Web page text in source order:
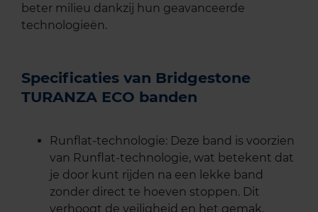
beter milieu dankzij hun geavanceerde
technologieën.
Specificaties van Bridgestone
TURANZA ECO banden
Runflat-technologie: Deze band is voorzien
van Runflat-technologie, wat betekent dat
je door kunt rijden na een lekke band
zonder direct te hoeven stoppen. Dit
verhoogt de veiligheid en het gemak.